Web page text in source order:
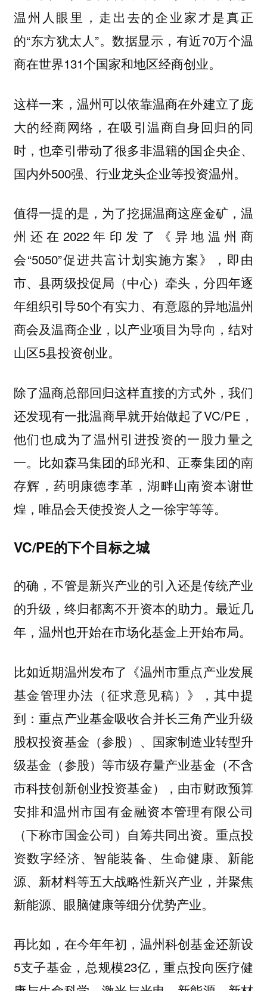
温州人眼里，走出去的企业家才是真正
的“东方犹太人”。数据显示，有近70万个温
商在世界131个国家和地区经商创业。
这样一来，温州可以依靠温商在外建立了庞
大的经商网络，在吸引温商自身回归的同
时，也牵引带动了很多非温籍的国企央企、
国内外500强、行业龙头企业等投资温州。
值得一提的是，为了挖掘温商这座金矿，温
州还在2022年印发了《异地温州商
会“5050”促进共富计划实施方案》，即由
市、县两级投促局（中心）牵头，分四年逐
年组织引导50个有实力、有意愿的异地温州
商会及温商企业，以产业项目为导向，结对
山区5县投资创业。
除了温商总部回归这样直接的方式外，我们
还发现有一批温商早就开始做起了VC/PE，
他们也成为了温州引进投资的一股力量之
一。比如森马集团的邱光和、正泰集团的南
存辉，药明康德李革，湖畔山南资本谢世
煌，唯品会天使投资人之一徐宇等等。
VC/PE的下个目标之城
的确，不管是新兴产业的引入还是传统产业
的升级，终归都离不开资本的助力。最近几
年，温州也开始在市场化基金上开始布局。
比如近期温州发布了《温州市重点产业发展
基金管理办法（征求意见稿）》，其中提
到：重点产业基金吸收合并长三角产业升级
股权投资基金（参股）、国家制造业转型升
级基金（参股）等市级存量产业基金（不含
市科技创新创业投资基金），由市财政预算
安排和温州市国有金融资本管理有限公司
（下称市国金公司）自筹共同出资。重点投
资数字经济、智能装备、生命健康、新能
源、新材料等五大战略性新兴产业，并聚焦
新能源、眼脑健康等细分优势产业。
再比如，在今年年初，温州科创基金还新设
5支子基金，总规模23亿，重点投向医疗健